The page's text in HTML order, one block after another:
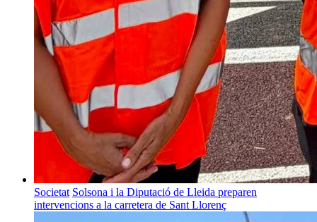
Societat Solsona i la Diputació de Lleida preparen
intervencions a la carretera de Sant Llorenç